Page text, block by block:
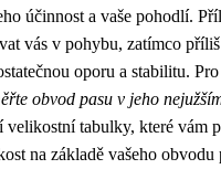
účinnost a vaše pohodlí.
vás v pohybu, zatímco
oporu a stabilitu.
obvod pasu v jeho
velikostní tabulky, které vám
na základě vašeho obvodu